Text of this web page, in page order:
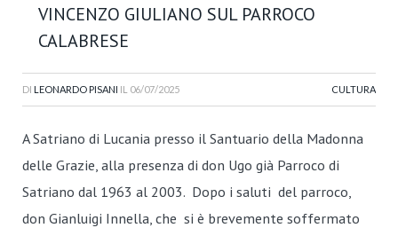
VINCENZO GIULIANO SUL PARROCO
CALABRESE
DI LEONARDO PISANI IL 06/07/2025 CULTURA
A Satriano di Lucania presso il Santuario della Madonna
delle Grazie, alla presenza di don Ugo già Parroco di
Satriano dal 1963 al 2003. Dopo i saluti del parroco,
don Gianluigi Innella, che si è brevemente soffermato